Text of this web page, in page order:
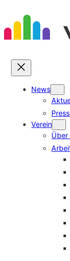
Inhalt
springen
News
Verein
Über